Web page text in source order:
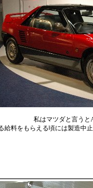
私はマツダと言うと
給料をもらえる頃には製造中